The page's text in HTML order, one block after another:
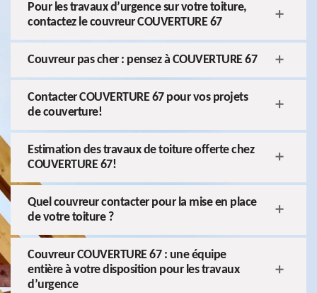
Pour les travaux d’urgence sur votre toiture,
contactez le couvreur COUVERTURE 67
Couvreur pas cher : pensez à COUVERTURE 67
Contacter COUVERTURE 67 pour vos projets
de couverture!
Estimation des travaux de toiture offerte chez
COUVERTURE 67!
Quel couvreur contacter pour la mise en place
de votre toiture ?
Couvreur COUVERTURE 67 : une équipe
entière à votre disposition pour les travaux
d’urgence